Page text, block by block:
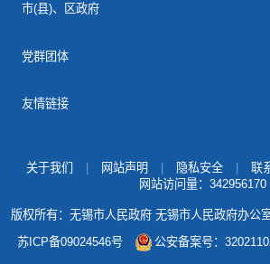
市(县)、区政府
党群团体
友情链接
关于我们 网站声明 隐私安全 联
网站访问量： 342956170
版权所有：无锡市人民政府 无锡市人民政府办公
苏ICP备09024546号
公安备案号：